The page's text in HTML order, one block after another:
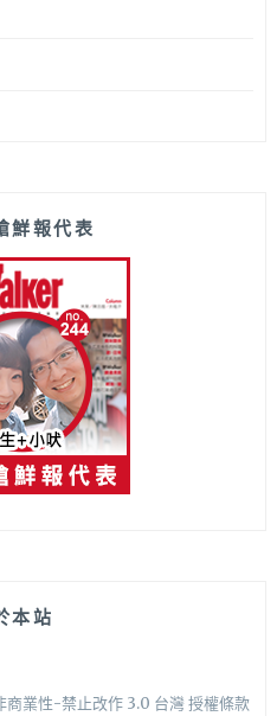
鮮報代表
本站
商業性-禁止改作 3.0 台灣 授權條款